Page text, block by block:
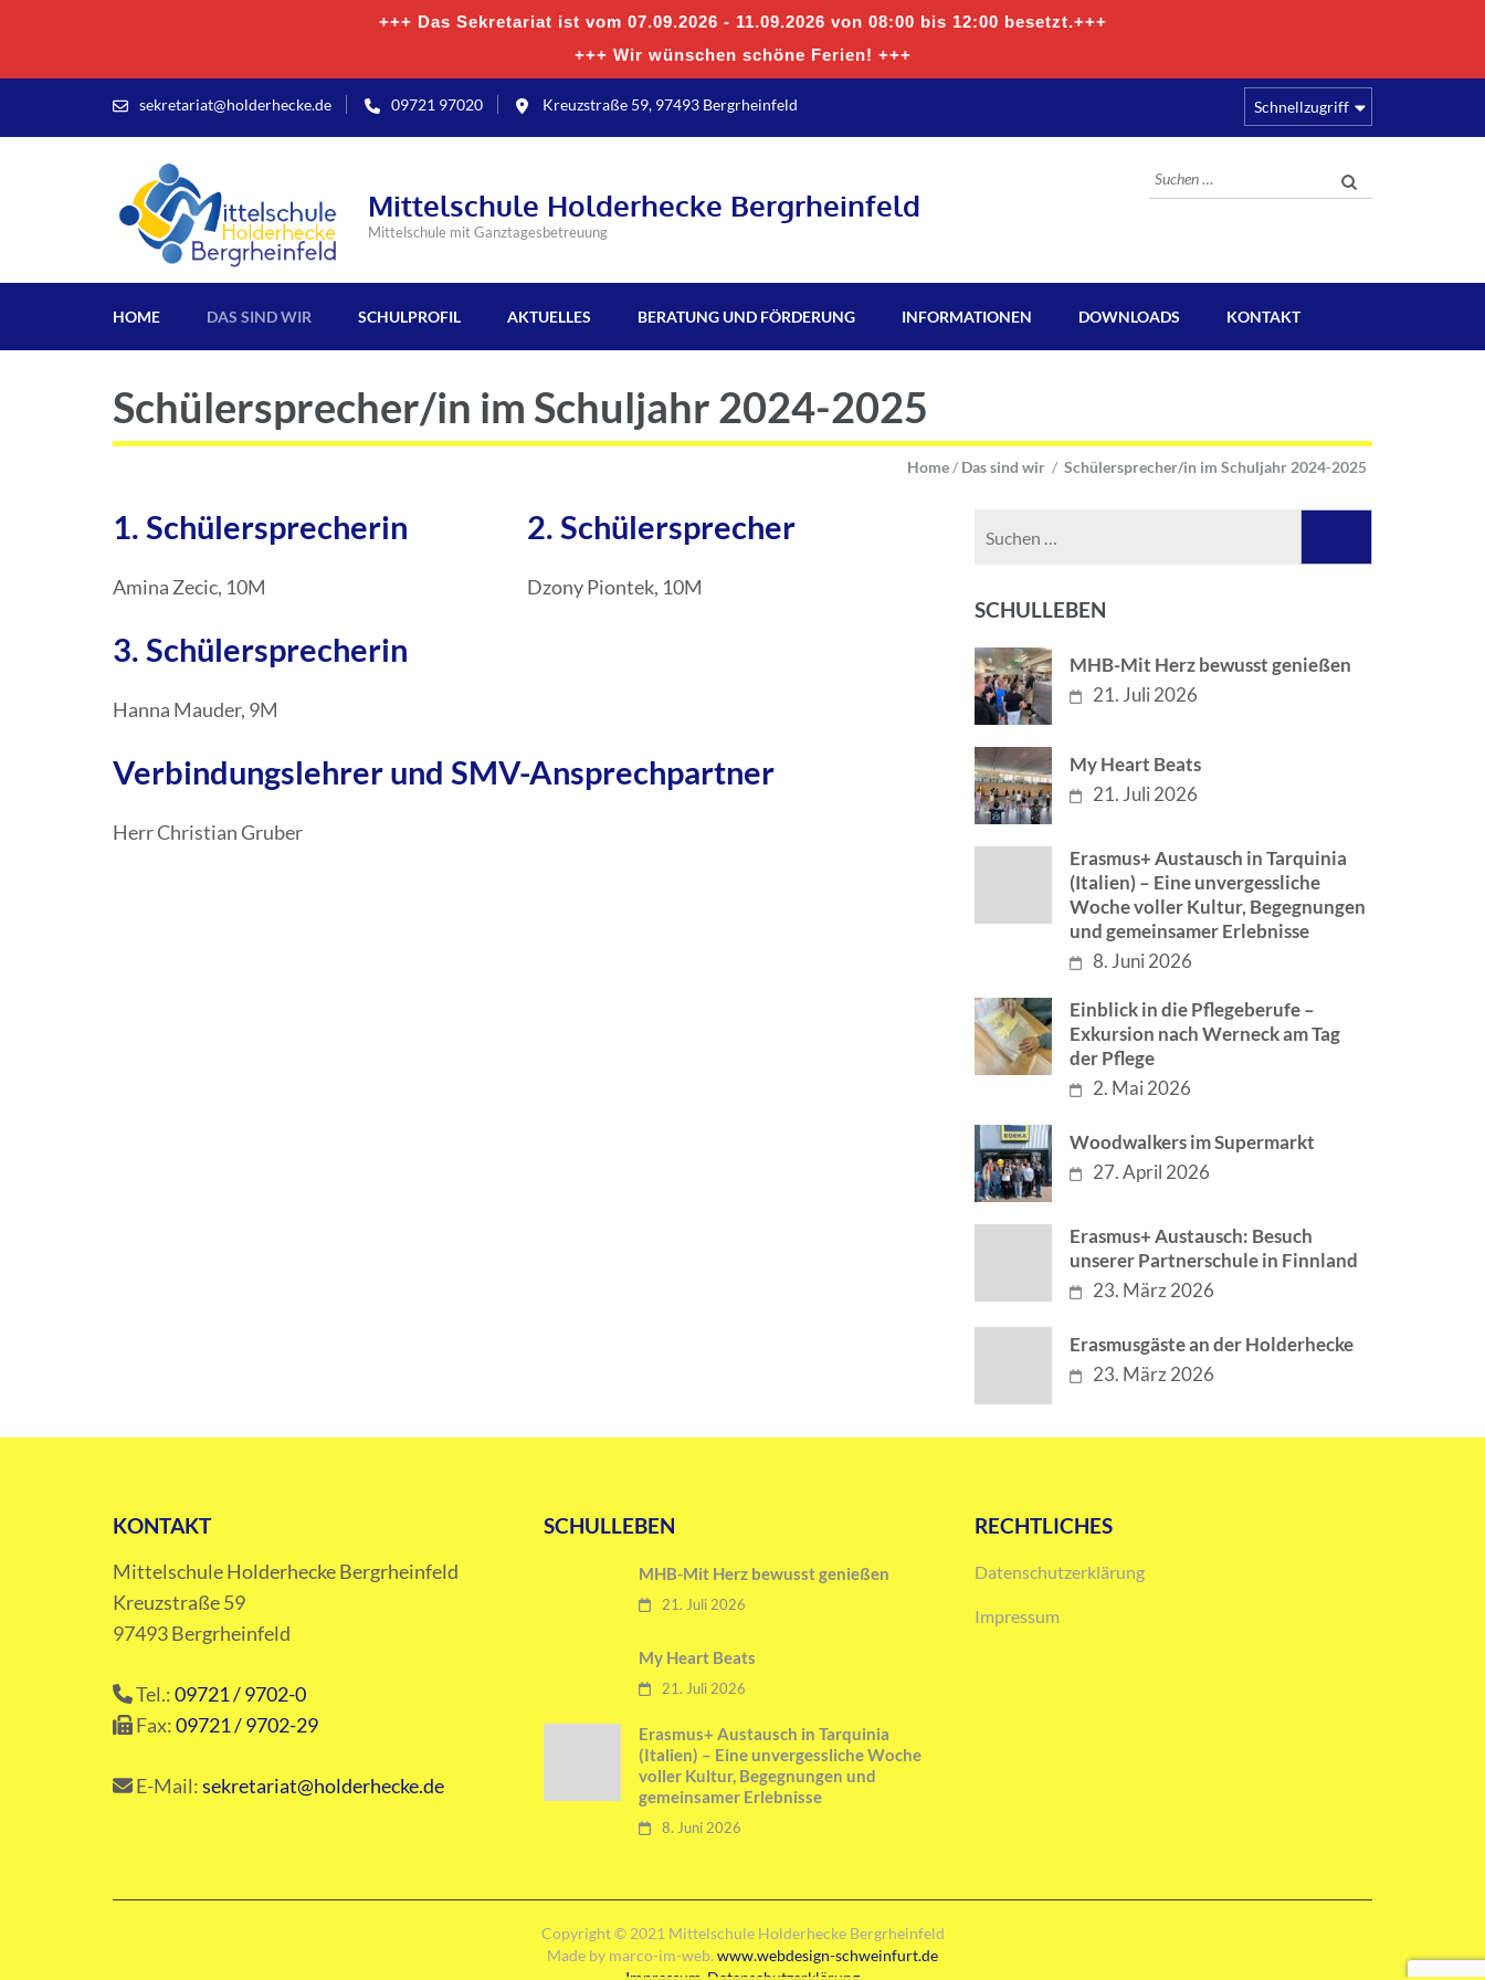
+++ Das Sekretariat ist vom 07.09.2026 - 11.09.2026 von 08:00 bis 12:00 besetzt.+++
+++ Wir wünschen schöne Ferien! +++
sekretariat@holderhecke.de 09721 97020 Kreuzstraße 59, 97493 Bergrheinfeld Schnellzugriff
Mittelschule Holderhecke Bergrheinfeld
Mittelschule mit Ganztagesbetreuung
Suchen
nach:
HOME DAS SIND WIR SCHULPROFIL AKTUELLES BERATUNG UND FÖRDERUNG INFORMATIONEN DOWNLOADS KONTAKT
Schülersprecher/in im Schuljahr 2024-2025
Home/ Das sind wir / Schülersprecher/in im Schuljahr 2024-2025
1. Schülersprecherin
Amina Zecic, 10M
3. Schülersprecherin
Hanna Mauder, 9M
2. Schülersprecher
Dzony Piontek, 10M
Verbindungslehrer und SMV-Ansprechpartner
Herr Christian Gruber
SCHULLEBEN
MHB-Mit Herz bewusst genießen
21. Juli 2026
My Heart Beats
21. Juli 2026
Erasmus+ Austausch in Tarquinia
(Italien) – Eine unvergessliche
Woche voller Kultur, Begegnungen
und gemeinsamer Erlebnisse
8. Juni 2026
Einblick in die Pflegeberufe –
Exkursion nach Werneck am Tag
der Pflege
2. Mai 2026
Woodwalkers im Supermarkt
27. April 2026
Erasmus+ Austausch: Besuch
unserer Partnerschule in Finnland
23. März 2026
Erasmusgäste an der Holderhecke
23. März 2026
KONTAKT
Mittelschule Holderhecke Bergrheinfeld
Kreuzstraße 59
97493 Bergrheinfeld
Tel.:09721 / 9702-0
Fax:09721 / 9702-29
E-Mail:sekretariat@holderhecke.de
SCHULLEBEN
MHB-Mit Herz bewusst genießen
21. Juli 2026
My Heart Beats
21. Juli 2026
Erasmus+ Austausch in Tarquinia
(Italien) – Eine unvergessliche Woche
voller Kultur, Begegnungen und
gemeinsamer Erlebnisse
8. Juni 2026
RECHTLICHES
Datenschutzerklärung
Impressum
Copyright © 2021 Mittelschule Holderhecke Bergrheinfeld
Made by marco-im-web. www.webdesign-schweinfurt.de